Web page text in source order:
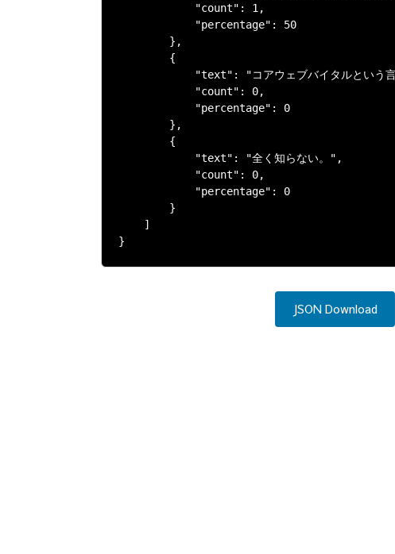
            "count": 1,
            "percentage": 50
        },
        {
"text": "コアウェブバイタルという
            "count": 0,
            "percentage": 0
        },
        {
            "text": "全く知らない。",
            "count": 0,
            "percentage": 0
        }
    ]
}
JSON Download